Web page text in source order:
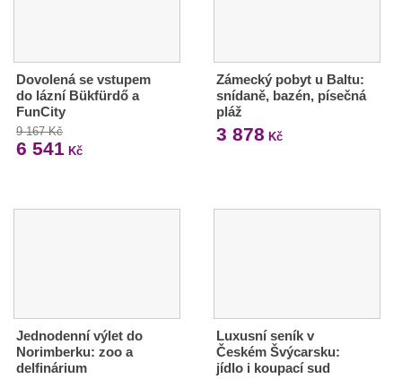
Dovolená se vstupem
do lázní Bükfürdő a
FunCity
9 167 Kč
6 541 Kč
Zámecký pobyt u Baltu:
snídaně, bazén, písečná
pláž
3 878 Kč
Jednodenní výlet do
Norimberku: zoo a
delfinárium
Luxusní seník v
Českém Švýcarsku:
jídlo i koupací sud